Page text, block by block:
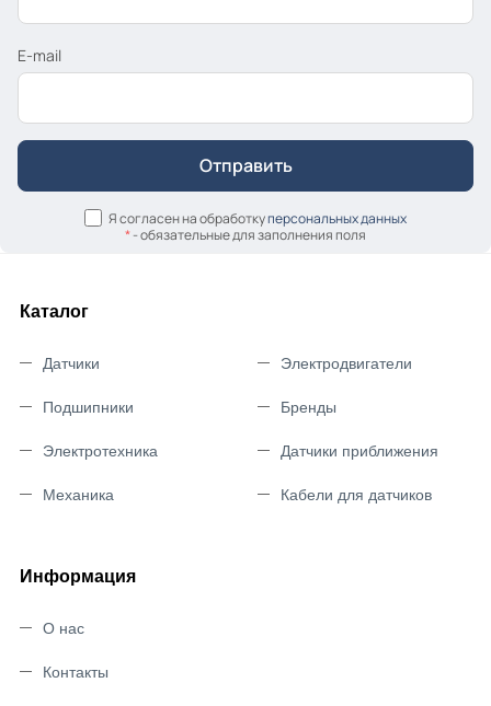
E-mail
Я согласен на обработкуперсональных данных
*- обязательные для заполнения поля
Каталог
Датчики
Подшипники
Электротехника
Механика
Электродвигатели
Бренды
Датчики приближения
Кабели для датчиков
Информация
О нас
Контакты